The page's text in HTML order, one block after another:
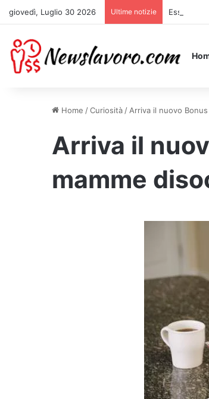
giovedì, Luglio 30 2026 Ultime notizie Essere
Home /Curiosità / Arriva il nuovo
Arriva il
mamme